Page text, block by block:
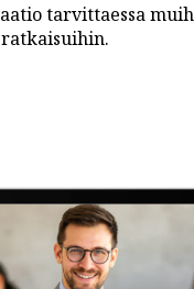
tarvittaessa